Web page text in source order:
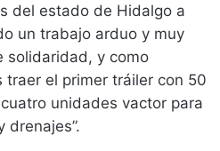
del estado de Hidalgo a
un trabajo arduo y muy
solidaridad, y como
traer el primer tráiler con 50
unidades vactor para
drenajes”.